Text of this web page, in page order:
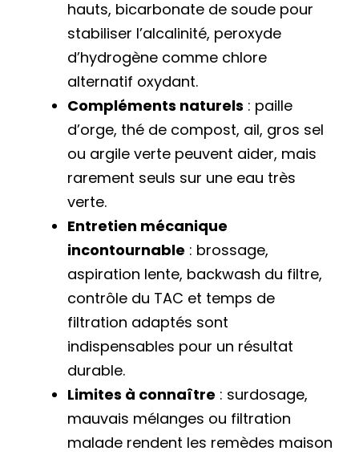
hauts, bicarbonate de soude pour
stabiliser l’alcalinité, peroxyde
d’hydrogène comme chlore
alternatif oxydant.
Compléments naturels : paille
d’orge, thé de compost, ail, gros sel
ou argile verte peuvent aider, mais
rarement seuls sur une eau très
verte.
Entretien mécanique
incontournable : brossage,
aspiration lente, backwash du filtre,
contrôle du TAC et temps de
filtration adaptés sont
indispensables pour un résultat
durable.
Limites à connaître : surdosage,
mauvais mélanges ou filtration
malade rendent les remèdes maison